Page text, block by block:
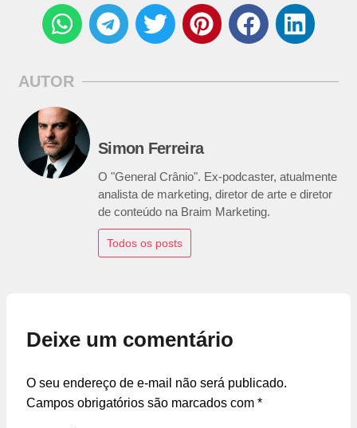
AUTOR
Simon Ferreira
O "General Crânio". Ex-podcaster, atualmente
analista de marketing, diretor de arte e diretor
de conteúdo na Braim Marketing.
Todos os posts
Deixe um comentário
O seu endereço de e-mail não será publicado.
Campos obrigatórios são marcados com *